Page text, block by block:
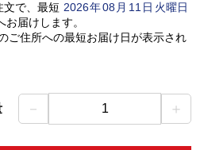
文で、最短 2026年08 月 11 日火曜日
お届けします。
ご住所への最短お届け日が表示され
－ 1 ＋